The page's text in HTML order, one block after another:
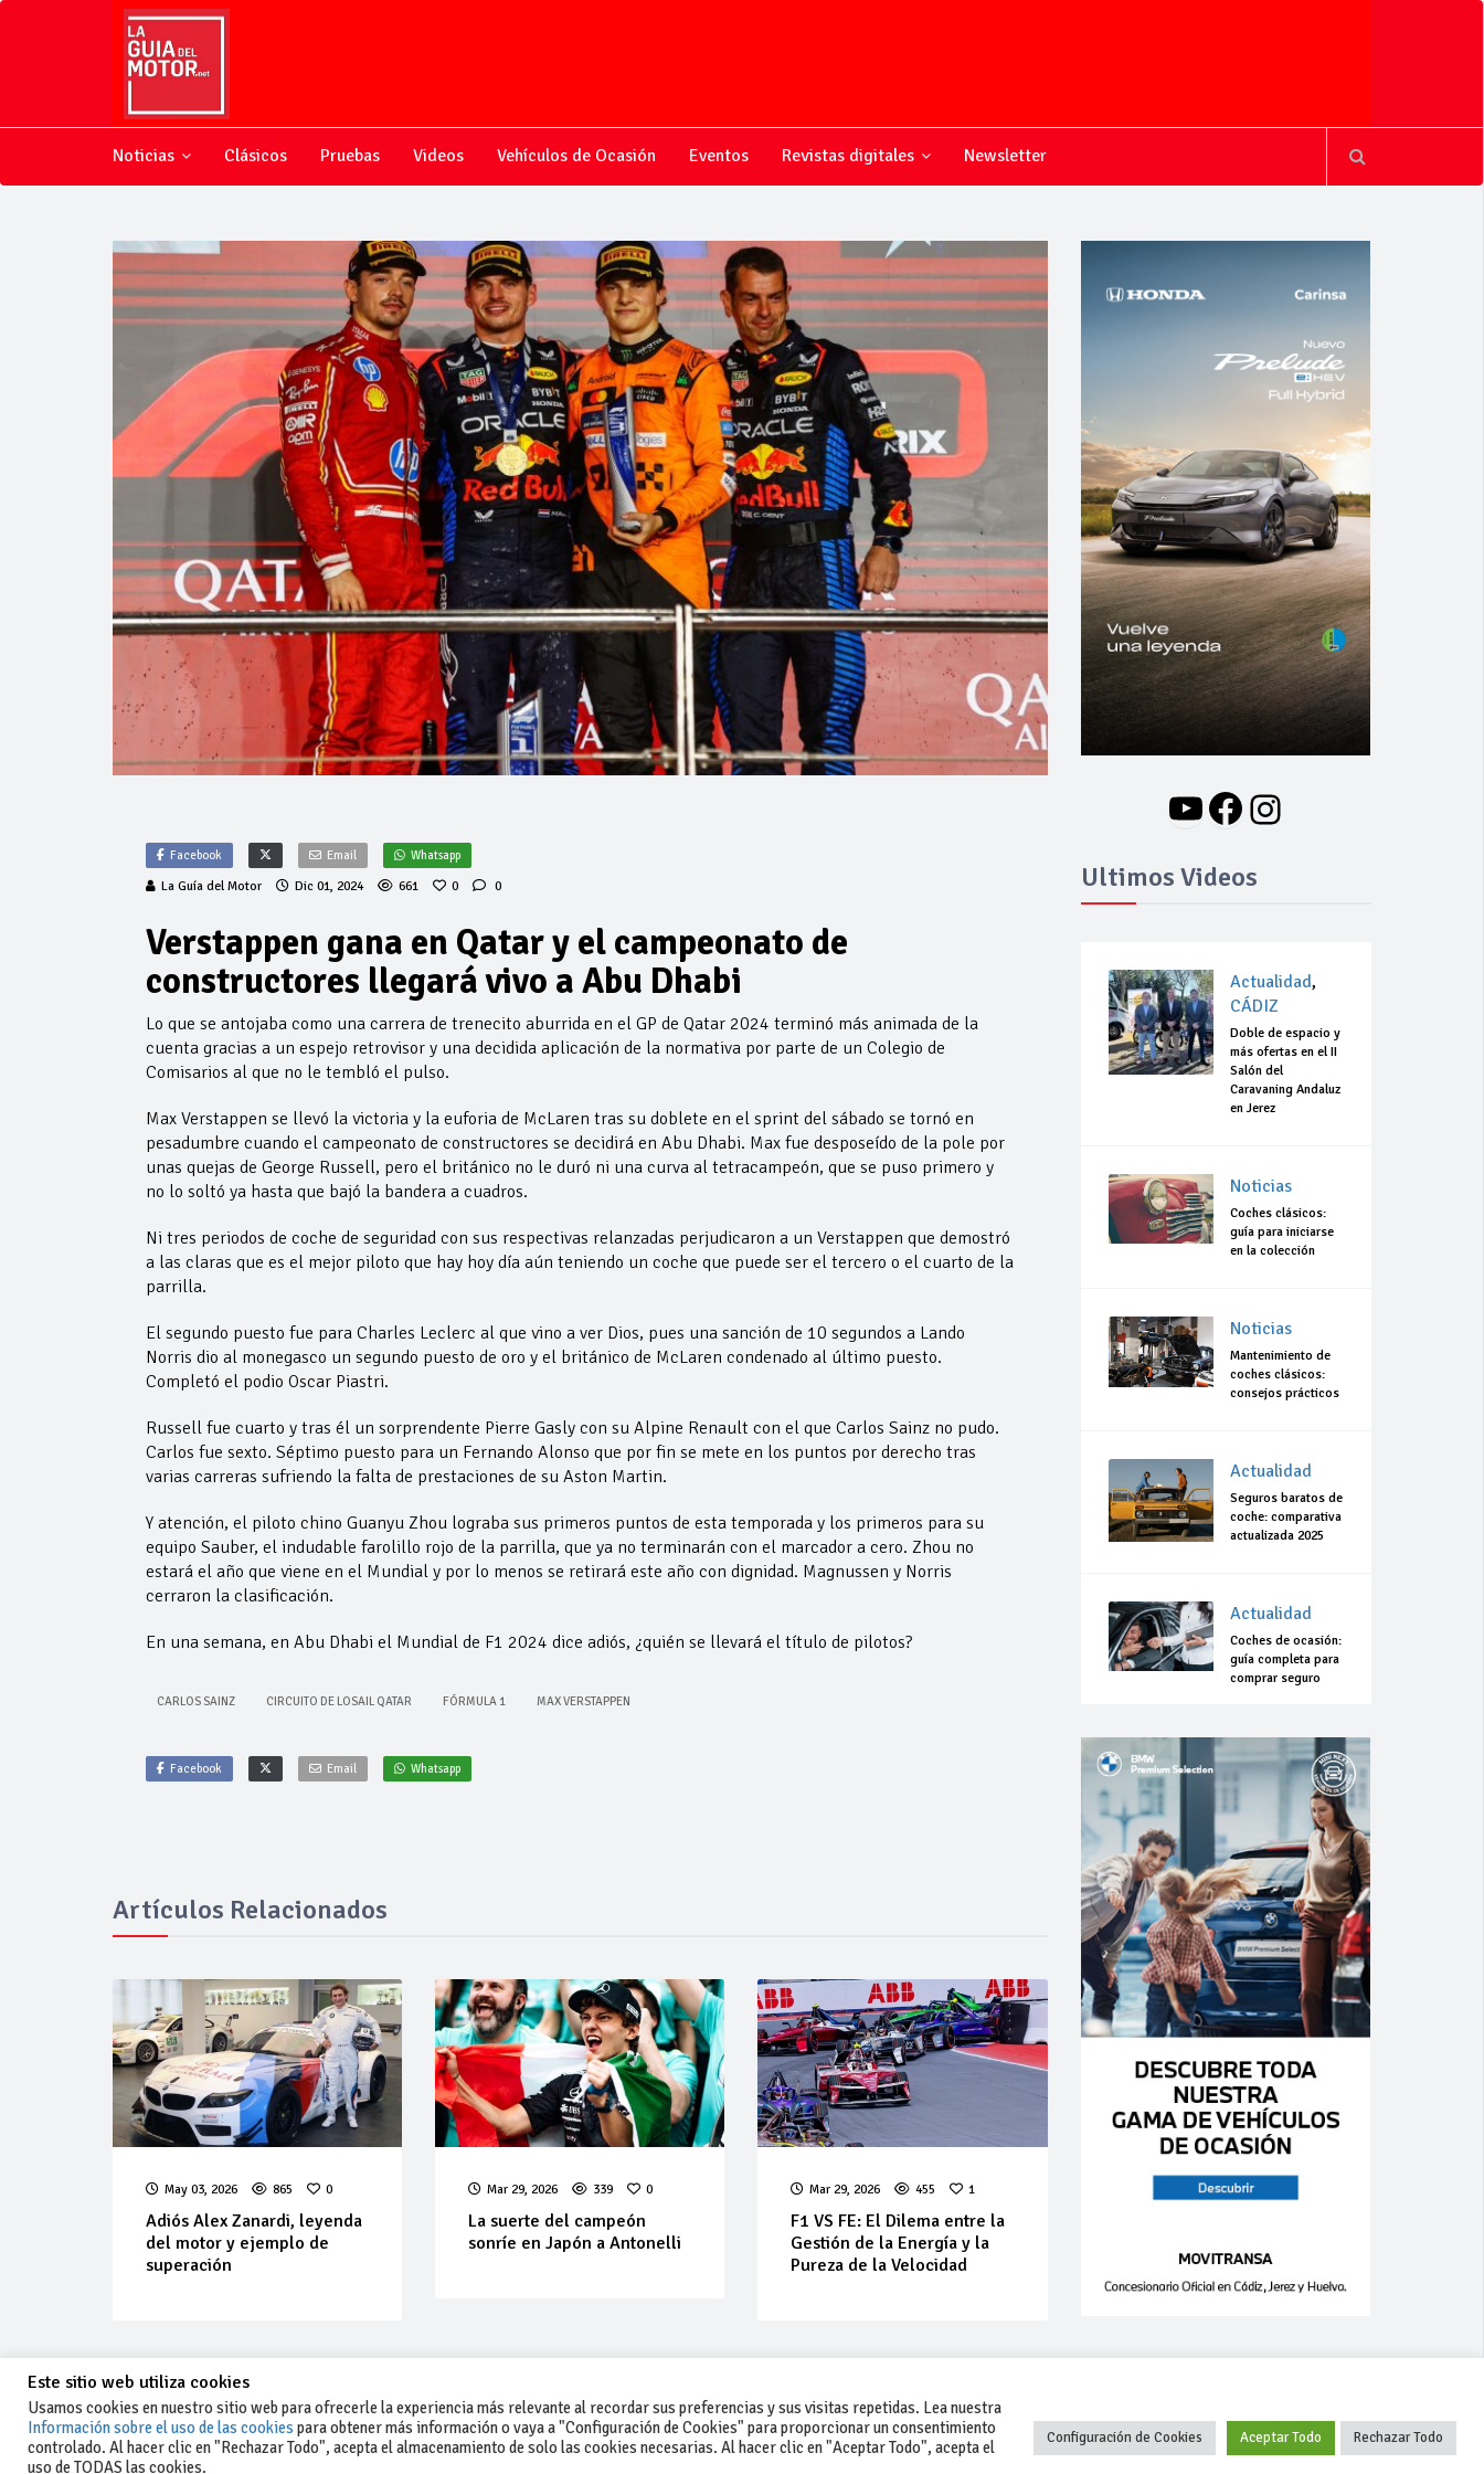
Noticias Clásicos Pruebas Videos Vehículos de Ocasión Eventos Revistas digitales Newsletter
Facebook Email Whatsapp
La Guía del Motor Dic 01, 2024 661 0 0
Verstappen gana en Qatar y el campeonato de
constructores llegará vivo a Abu Dhabi
Lo que se antojaba como una carrera de trenecito aburrida en el GP de Qatar 2024 terminó más animada de la
cuenta gracias a un espejo retrovisor y una decidida aplicación de la normativa por parte de un Colegio de
Comisarios al que no le tembló el pulso.
Max Verstappen se llevó la victoria y la euforia de McLaren tras su doblete en el sprint del sábado se tornó en
pesadumbre cuando el campeonato de constructores se decidirá en Abu Dhabi. Max fue desposeído de la pole por
unas quejas de George Russell, pero el británico no le duró ni una curva al tetracampeón, que se puso primero y
no lo soltó ya hasta que bajó la bandera a cuadros.
Ni tres periodos de coche de seguridad con sus respectivas relanzadas perjudicaron a un Verstappen que demostró
a las claras que es el mejor piloto que hay hoy día aún teniendo un coche que puede ser el tercero o el cuarto de la
parrilla.
El segundo puesto fue para Charles Leclerc al que vino a ver Dios, pues una sanción de 10 segundos a Lando
Norris dio al monegasco un segundo puesto de oro y el británico de McLaren condenado al último puesto.
Completó el podio Oscar Piastri.
Russell fue cuarto y tras él un sorprendente Pierre Gasly con su Alpine Renault con el que Carlos Sainz no pudo.
Carlos fue sexto. Séptimo puesto para un Fernando Alonso que por fin se mete en los puntos por derecho tras
varias carreras sufriendo la falta de prestaciones de su Aston Martin.
Y atención, el piloto chino Guanyu Zhou lograba sus primeros puntos de esta temporada y los primeros para su
equipo Sauber, el indudable farolillo rojo de la parrilla, que ya no terminarán con el marcador a cero. Zhou no
estará el año que viene en el Mundial y por lo menos se retirará este año con dignidad. Magnussen y Norris
cerraron la clasificación.
En una semana, en Abu Dhabi el Mundial de F1 2024 dice adiós, ¿quién se llevará el título de pilotos?
CARLOS SAINZ CIRCUITO DE LOSAIL QATAR FÓRMULA 1 MAX VERSTAPPEN
Facebook Email Whatsapp
Artículos Relacionados
May 03, 2026 865 0
Adiós Alex Zanardi, leyenda
del motor y ejemplo de
superación
Mar 29, 2026 339 0
La suerte del campeón
sonríe en Japón a Antonelli
Mar 29, 2026 455 1
F1 VS FE: El Dilema entre la
Gestión de la Energía y la
Pureza de la Velocidad
YouTube
Facebook
Instagram
Ultimos Videos
Actualidad,
CÁDIZ
Doble de espacio y
más ofertas en el II
Salón del
Caravaning Andaluz
en Jerez
Noticias
Coches clásicos:
guía para iniciarse
en la colección
Noticias
Mantenimiento de
coches clásicos:
consejos prácticos
Actualidad
Seguros baratos de
coche: comparativa
actualizada 2025
Actualidad
Coches de ocasión:
guía completa para
comprar seguro
-Aviso legal y condiciones generales
-Contacto
+34 627 35 00 36
Este sitio web utiliza cookies
Usamos cookies en nuestro sitio web para ofrecerle la experiencia más relevante al recordar sus preferencias y sus visitas repetidas. Lea nuestra
Información sobre el uso de las cookies para obtener más información o vaya a "Configuración de Cookies" para proporcionar un consentimiento
controlado. Al hacer clic en "Rechazar Todo", acepta el almacenamiento de solo las cookies necesarias. Al hacer clic en "Aceptar Todo", acepta el
uso de TODAS las cookies.
Configuración de Cookies Aceptar Todo Rechazar Todo